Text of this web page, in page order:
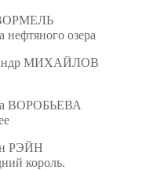
нефтяного озера
МИХАЙЛОВ
ВОРОБЬЕВА
РЭЙН
король.